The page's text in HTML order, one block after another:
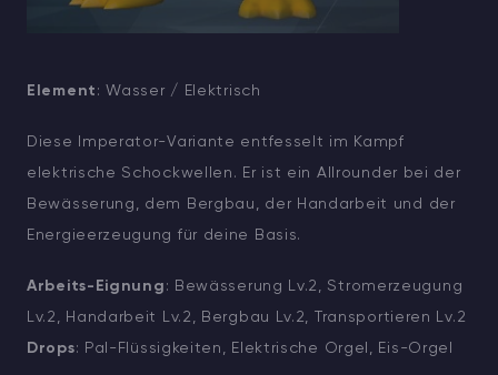
Element : Wasser / Elektrisch
Diese Imperator-Variante entfesselt im Kampf
elektrische Schockwellen. Er ist ein Allrounder bei der
Bewässerung, dem Bergbau, der Handarbeit und der
Energieerzeugung für deine Basis.
Arbeits-Eignung : Bewässerung Lv.2, Stromerzeugung
Lv.2, Handarbeit Lv.2, Bergbau Lv.2, Transportieren Lv.2
Drops: Pal-Flüssigkeiten, Elektrische Orgel, Eis-Orgel